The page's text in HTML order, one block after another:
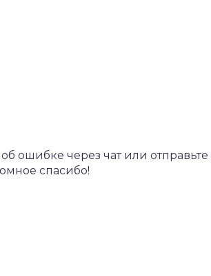
ошибке через чат или
спасибо!